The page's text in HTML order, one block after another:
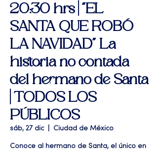
20:30 hrs | "EL
SANTA QUE ROBÓ
LA NAVIDAD" La
historia no contada
del hermano de Santa
| TODOS LOS
PÚBLICOS
sáb, 27 dic
  |
Ciudad de México
Conoce al hermano de Santa, el único en